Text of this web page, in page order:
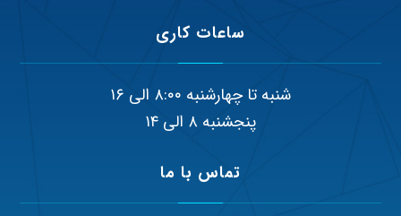
ساعات کاری
شنبه تا چهارشنبه ۸:۰۰ الی ۱۶
پنجشنبه ۸ الی ۱۴
تماس با ما